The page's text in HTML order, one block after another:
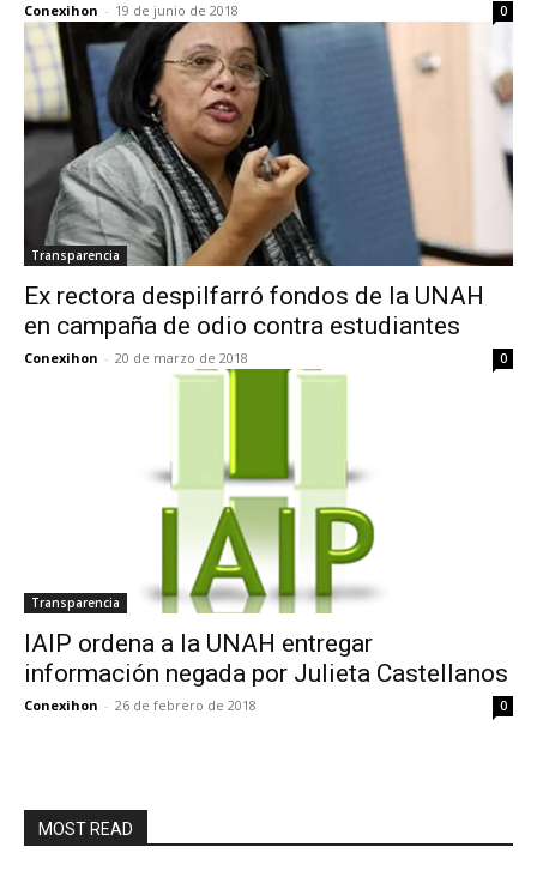
Conexihon - 19 de junio de 2018 0
Transparencia
Ex rectora despilfarró fondos de la UNAH
en campaña de odio contra estudiantes
Conexihon - 20 de marzo de 2018 0
Transparencia
IAIP ordena a la UNAH entregar
información negada por Julieta Castellanos
Conexihon - 26 de febrero de 2018 0
MOST READ